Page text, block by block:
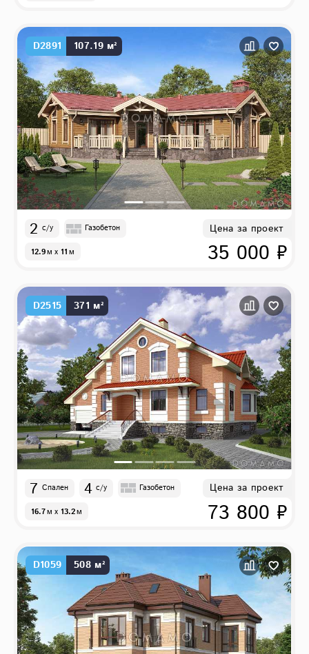
D2891 107.19 м²
2 с/у Газобетон
12.9м x 11м
Цена за проект
35 000 ₽
D2515 371 м²
7 Спален 4 с/у Газобетон
16.7м x 13.2м
Цена за проект
73 800 ₽
D1059 508 м²